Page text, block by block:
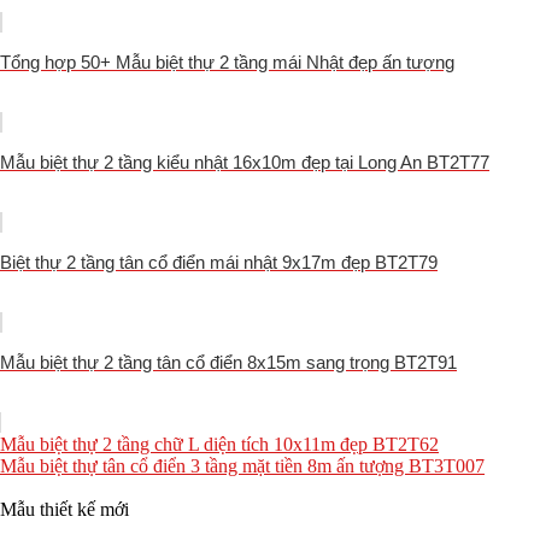
Tổng hợp 50+ Mẫu biệt thự 2 tầng mái Nhật đẹp ấn tượng
Mẫu biệt thự 2 tầng kiểu nhật 16x10m đẹp tại Long An BT2T77
Biệt thự 2 tầng tân cổ điển mái nhật 9x17m đẹp BT2T79
Mẫu biệt thự 2 tầng tân cổ điển 8x15m sang trọng BT2T91
Mẫu biệt thự 2 tầng chữ L diện tích 10x11m đẹp BT2T62
Mẫu biệt thự tân cổ điển 3 tầng mặt tiền 8m ấn tượng BT3T007
Mẫu thiết kế mới